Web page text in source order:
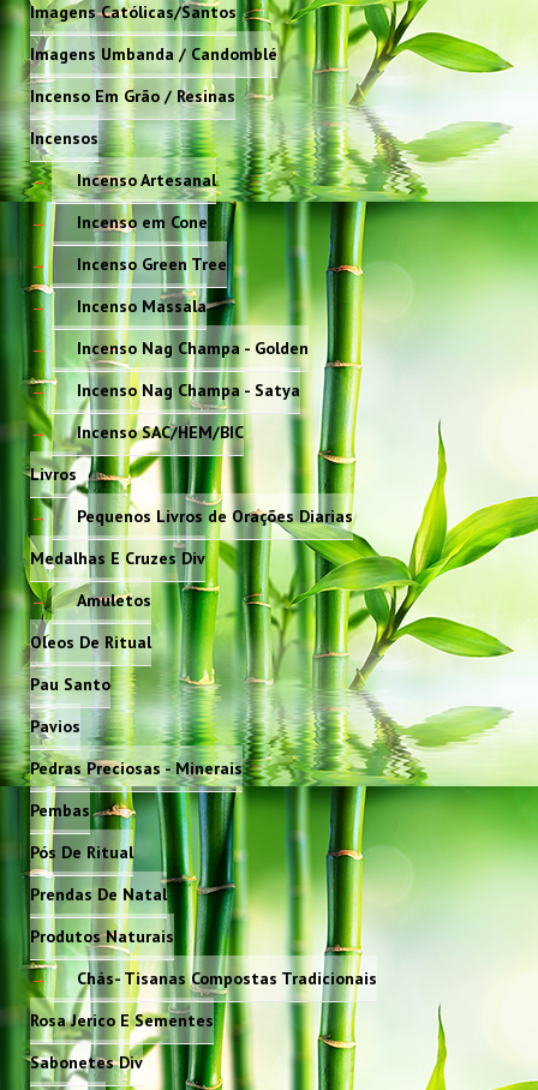
Imagens Católicas/Santos
Imagens Umbanda / Candomblé
Incenso Em Grão / Resinas
Incensos
Incenso Artesanal
Incenso em Cone
Incenso Green Tree
Incenso Massala
Incenso Nag Champa - Golden
Incenso Nag Champa - Satya
Incenso SAC/HEM/BIC
Livros
Pequenos Livros de Orações Diarias
Medalhas E Cruzes Div
Amuletos
Oleos De Ritual
Pau Santo
Pavios
Pedras Preciosas - Minerais
Pembas
Pós De Ritual
Prendas De Natal
Produtos Naturais
Chás- Tisanas Compostas Tradicionais
Rosa Jerico E Sementes
Sabonetes Div